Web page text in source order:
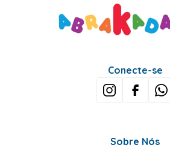
Conecte-se
Sobre Nós